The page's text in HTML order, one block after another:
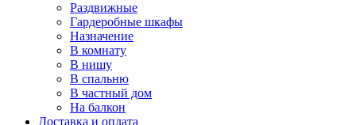
Раздвижные
Гардеробные шкафы
Назначение
В комнату
В нишу
В спальню
В частный дом
На балкон
Доставка и оплата